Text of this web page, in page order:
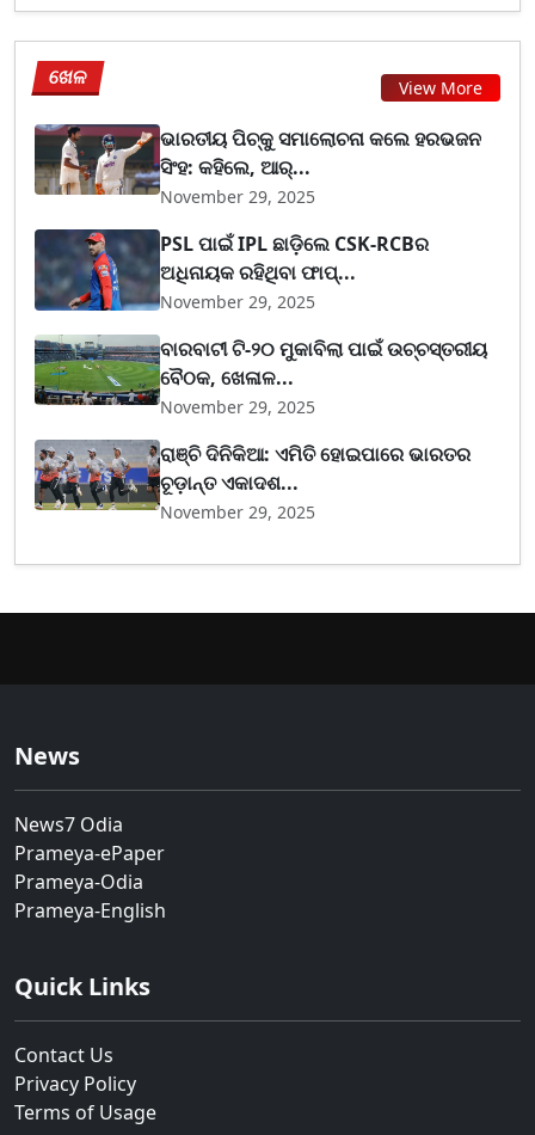
ଖେଳ View More
ଭାରତୀୟ ପିଚ୍‌କୁ ସମାଲୋଚନା କଲେ ହରଭଜନ
ସିଂହ: କହିଲେ, ଆର୍...
November 29, 2025
PSL ପାଇଁ IPL ଛାଡ଼ିଲେ CSK-RCBର
ଅଧିନାୟକ ରହିଥିବା ଫାପ୍...
November 29, 2025
ବାରବାଟୀ ଟି-୨୦ ମୁକାବିଲା ପାଇଁ ଉଚ୍ଚସ୍ତରୀୟ
ବୈଠକ, ଖେଳାଳ...
November 29, 2025
ରାଞ୍ଚି ଦିନିକିଆ: ଏମିତି ହୋଇପାରେ ଭାରତର
ଚୂଡ଼ାନ୍ତ ଏକାଦଶ...
November 29, 2025
News
News7 Odia
Prameya-ePaper
Prameya-Odia
Prameya-English
Quick Links
Contact Us
Privacy Policy
Terms of Usage